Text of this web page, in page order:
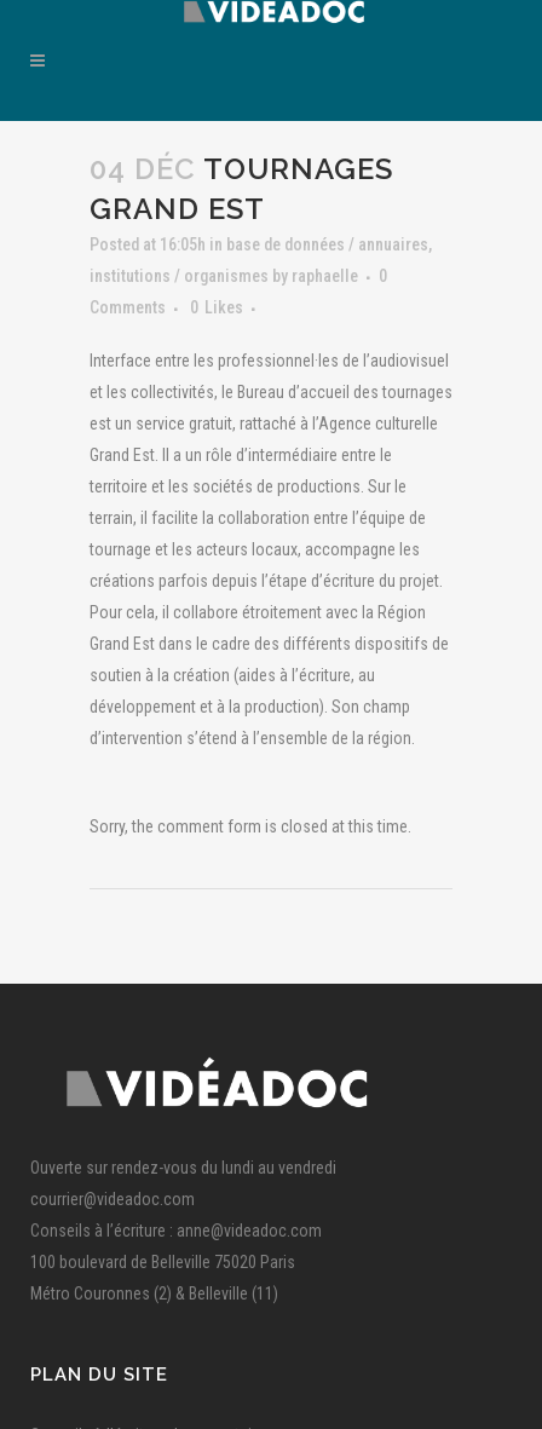
04 DÉC TOURNAGES
GRAND EST
Posted at 16:05h in base de données / annuaires,
institutions / organismes by raphaelle
0
Comments
0 Likes
Interface entre les professionnel·les de l’audiovisuel
et les collectivités, le Bureau d’accueil des tournages
est un service gratuit, rattaché à l’Agence culturelle
Grand Est. Il a un rôle d’intermédiaire entre le
territoire et les sociétés de productions. Sur le
terrain, il facilite la collaboration entre l’équipe de
tournage et les acteurs locaux, accompagne les
créations parfois depuis l’étape d’écriture du projet.
Pour cela, il collabore étroitement avec la Région
Grand Est dans le cadre des différents dispositifs de
soutien à la création (aides à l’écriture, au
développement et à la production). Son champ
d’intervention s’étend à l’ensemble de la région.
Sorry, the comment form is closed at this time.
Ouverte sur rendez-vous du lundi au vendredi
courrier@videadoc.com
Conseils à l’écriture : anne@videadoc.com
100 boulevard de Belleville 75020 Paris
Métro Couronnes (2) & Belleville (11)
PLAN DU SITE